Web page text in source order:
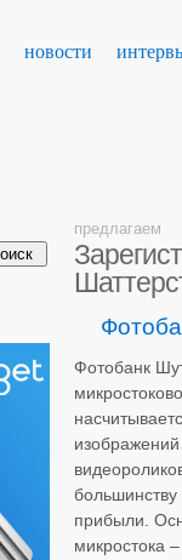
новости
предлагаем
Фотобанк
большинству
прибыли.
микростока